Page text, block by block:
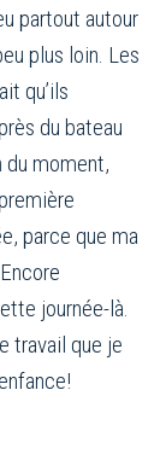
partout autour
plus loin. Les
qu’ils
du bateau
du moment,
parce que ma
journée-là.
travail que je